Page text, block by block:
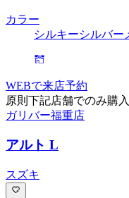
カラー
シルキーシルバー
WEBで来店予約
原則下記店舗でのみ購
ガリバー福重店
アルト L
スズキ